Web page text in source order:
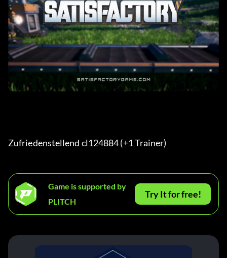
Zufriedenstellend cl124884 (+1 Trainer)
Game is supported by
PLITCH
Try It for free!